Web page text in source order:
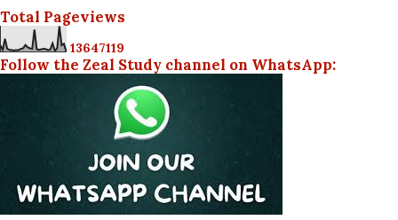
Total Pageviews
13647119
Follow the Zeal Study channel on WhatsApp: